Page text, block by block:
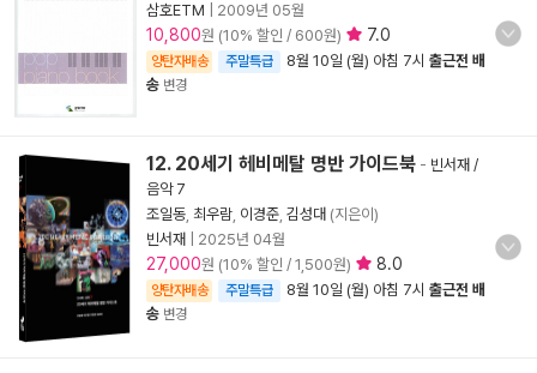
삼호ETM
2009년 05월
10,800원 (10% 할인 / 600원) 7.0
양탄자배송 주말특급 8월 10일 (월) 아침 7시 출근전 배
송 변경
12. 20세기 헤비메탈 명반 가이드북 - 빈서재 /
음악 7
조일동 최우람 이경준 김성대 (지은이)
빈서재
2025년 04월
27,000원 (10% 할인 / 1,500원) 8.0
양탄자배송 주말특급 8월 10일 (월) 아침 7시 출근전 배
송 변경